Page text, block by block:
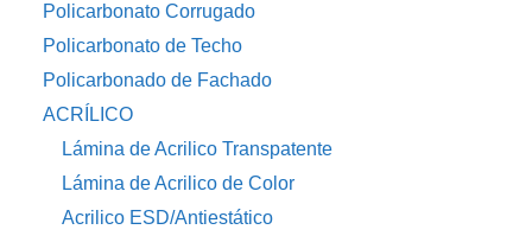
Policarbonato Corrugado
Policarbonato de Techo
Policarbonado de Fachado
ACRÍLICO
Lámina de Acrilico Transpatente
Lámina de Acrilico de Color
Acrilico ESD/Antiestático